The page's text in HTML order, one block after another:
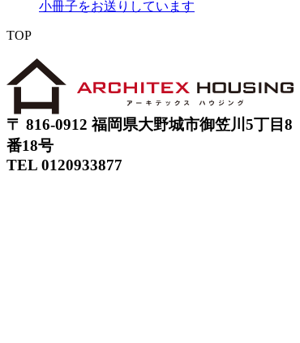
小冊子をお送りしています
TOP
〒 816-0912 福岡県大野城市御笠川5丁目8
番18号
TEL 0120933877